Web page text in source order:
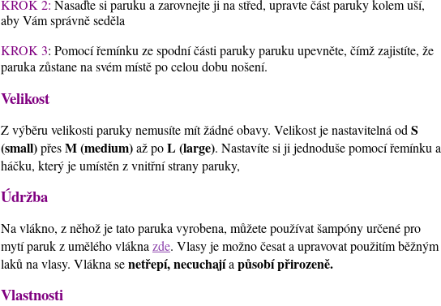
KROK 2: Nasaďte si paruku a zarovnejte ji na střed, upravte část paruky kolem uší,
aby Vám správně seděla
KROK 3: Pomocí řemínku ze spodní části paruky paruku upevněte, čímž zajistíte, že
paruka zůstane na svém místě po celou dobu nošení.
Velikost
Z výběru velikosti paruky nemusíte mít žádné obavy. Velikost je nastavitelná od S
(small)přesM (medium)až poL (large). Nastavíte si ji jednoduše pomocí řemínku a
háčku, který je umístěn z vnitřní strany paruky,
Údržba
Na vlákno, z něhož je tato paruka vyrobena, můžete používat šampóny určené pro
mytí paruk z umělého vláknazde. Vlasy je možno česat a upravovat použitím běžným
laků na vlasy. Vlákna senetřepí, necuchajíapůsobí přirozeně.
Vlastnosti